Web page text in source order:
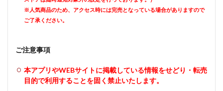
※人気商品のため、アクセス時には完売となっている場合がありますので
ご了承ください。
ご注意事項
本アプリやWEBサイトに掲載している情報をせどり・転売
目的で利用することを固く禁止いたします。